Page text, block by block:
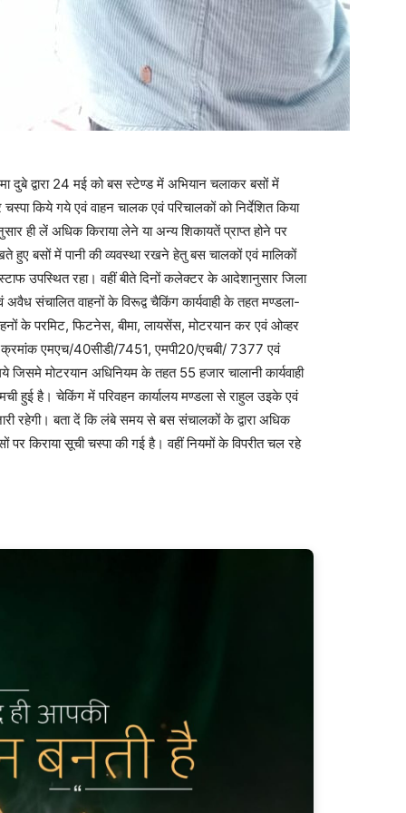
द्वारा 24 मई को बस स्टेण्ड में अभियान चलाकर बसों में
किये गये एवं वाहन चालक एवं परिचालकों को निर्देशित किया
ही लें अधिक किराया लेने या अन्य शिकायतें प्राप्त होने पर
हुए बसों में पानी की व्यवस्था रखने हेतु बस चालकों एवं मालिकों
उपस्थित रहा। वहीं बीते दिनों कलेक्टर के आदेशानुसार जिला
अवैध संचालित वाहनों के विरूद्व चैकिंग कार्यवाही के तहत मण्डला-
के परमिट, फिटनेस, बीमा, लायसेंस, मोटरयान कर एवं ओव्हर
क्रमांक एमएच/40सीडी/7451, एमपी20/एचबी/ 7377 एवं
मोटरयान अधिनियम के तहत 55 हजार चालानी कार्यवाही
हुई है। चेकिंग में परिवहन कार्यालय मण्डला से राहुल उइके एवं
रहेगी। बता दें कि लंबे समय से बस संचालकों के द्वारा अधिक
पर किराया सूची चस्पा की गई है। वहीं नियमों के विपरीत चल रहे